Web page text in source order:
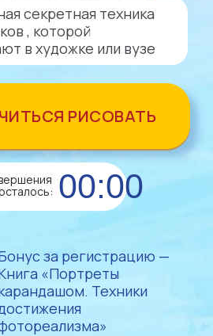
за регистрацию —
«Портреты
Техники
00:00
РИСОВАТЬ
секретная техника
, которой
в художке или вузе